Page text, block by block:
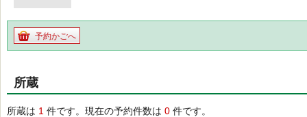
予約かごへ
所蔵
所蔵は 1 件です。現在の予約件数は 0 件です。